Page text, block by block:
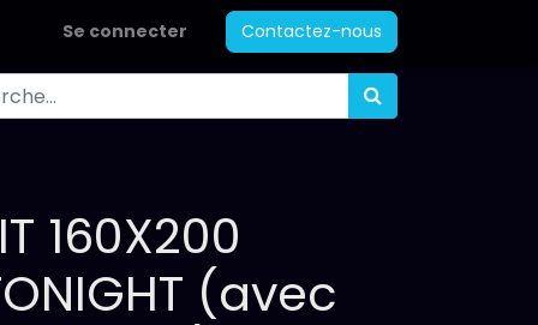
Se connecter Contactez-nous
160X200
(avec